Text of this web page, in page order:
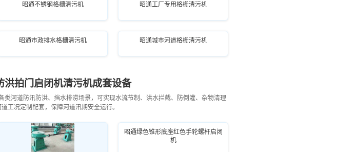
昭通不锈钢格栅清污机 昭通工厂专用格栅清污机
昭通市政排水格栅清污机 昭通城市河道格栅清污机
拍门启闭机清污机成套设备
河道防汛防洪、挡水排涝场景，可实现水流节制、洪水拦截、防倒灌、杂物清理
工况定制配套，保障河道汛期安全运行。
昭通绿色锥形底座红色手轮螺杆启闭
机